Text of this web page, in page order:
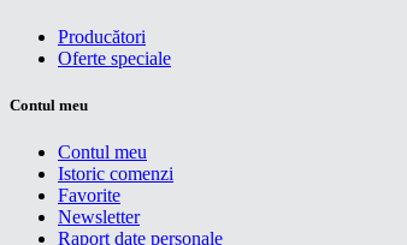
Producători
Oferte speciale
Contul meu
Contul meu
Istoric comenzi
Favorite
Newsletter
Raport date personale